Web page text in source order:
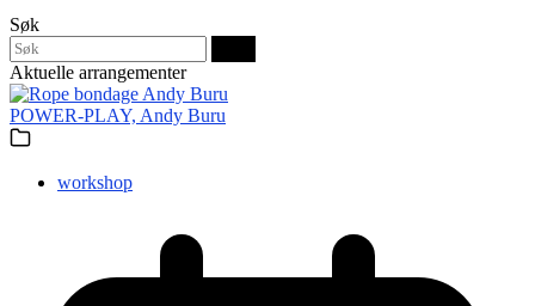
Søk
Aktuelle arrangementer
POWER-PLAY, Andy Buru
workshop